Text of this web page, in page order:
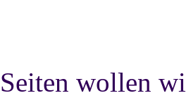
wollen